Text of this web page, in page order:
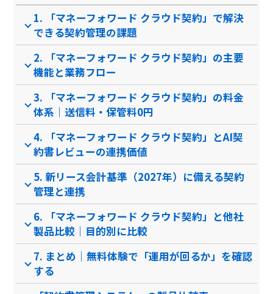
紙契約書データ化
製品名
サービス資料
無料ダウンロード
ソフト種別
推奨環境
LIRIS CLM
PCブラウザ
CLOUD LEGAL
PCブラウザ PCブ
1. 「マネーフォワード クラウド契約」で解決
できる契約管理の課題
2. 「マネーフォワード クラウド契約」の主要
機能と業務フロー
3. 「マネーフォワード クラウド契約」の料金
体系｜送信料・保管料0円
4. 「マネーフォワード クラウド契約」とAI契
約書レビューの連携価値
5. 新リース会計基準（2027年）に備える契約
管理と連携
6. 「マネーフォワード クラウド契約」と他社
製品比較｜目的別に比較
7. まとめ｜無料体験で「運用が回るか」を確認
する